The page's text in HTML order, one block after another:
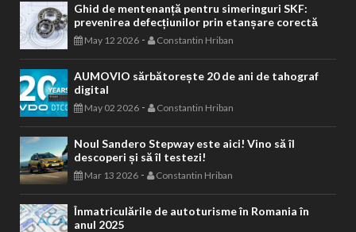
Ghid de mentenanță pentru simeringuri SKF:
prevenirea defecțiunilor prin etanșare corectă
May 12 2026 - Constantin Hriban
AUMOVIO sărbătorește 20 de ani de tahograf
digital
May 02 2026 - Constantin Hriban
Noul Sandero Stepway este aici! Vino să îl
descoperi și să îl testezi!
Mar 13 2026 - Constantin Hriban
Înmatriculările de autoturisme în Romania în
anul 2025